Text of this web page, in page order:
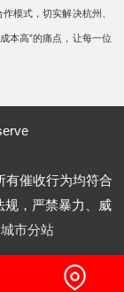
模式，切实解决杭州、
本高”的痛点，让每一位
有催收行为均符合
规，严禁暴力、威
城市分站